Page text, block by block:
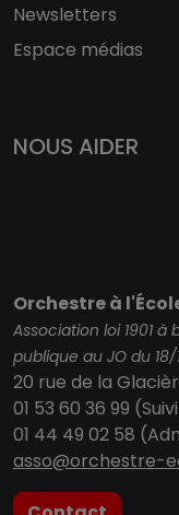
Newsletters
Espace médias
NOUS AIDER
Orchestre à
Association loi 1901
publique au JO du
20 rue de la
01 53 60 36 99
01 44 49 02 58
asso@orchestre-